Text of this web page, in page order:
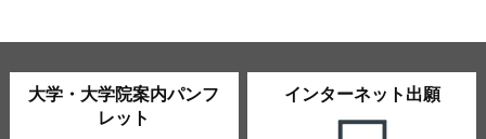
大学・大学院案内パンフ
レット
インターネット出願